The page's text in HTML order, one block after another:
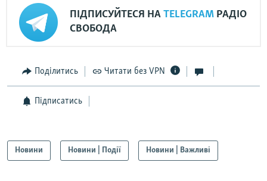
ПІДПИСУЙТЕСЯ НА TELEGRAM РАДІО
СВОБОДА
Поділитись Читати без VPN
Підписатись
Новини Новини | Події Новини | Важливі